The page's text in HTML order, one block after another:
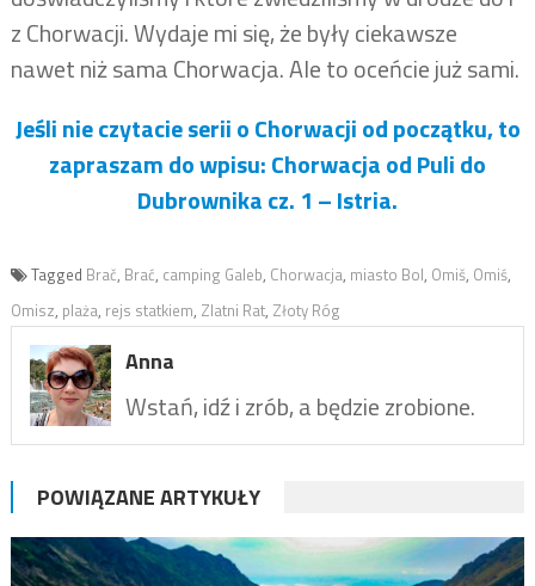
z Chorwacji. Wydaje mi się, że były ciekawsze
nawet niż sama Chorwacja. Ale to oceńcie już sami.
Jeśli nie czytacie serii o Chorwacji od początku, to
zapraszam do wpisu: Chorwacja od Puli do
Dubrownika cz. 1 – Istria.
Tagged Brač, Brać, camping Galeb, Chorwacja, miasto Bol, Omiš, Omiś,
Omisz, plaża, rejs statkiem, Zlatni Rat, Złoty Róg
Anna
Wstań, idź i zrób, a będzie zrobione.
POWIĄZANE ARTYKUŁY